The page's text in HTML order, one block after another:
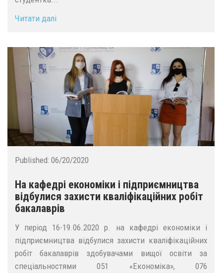
Читати далі
Published: 06/20/2020
На кафедрі економіки і підприємництва
відбулися захисти кваліфікаційних робіт
бакалаврів
У період 16-19.06.2020 р. на кафедрі економіки і
підприємництва відбулися захисти кваліфікаційних
робіт бакалаврів здобувачами вищої освіти за
спеціальностями 051 «Економіка», 076